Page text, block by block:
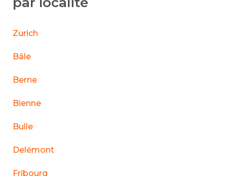
Zurich
Bâle
Berne
Bienne
Bulle
Delémont
Fribourg